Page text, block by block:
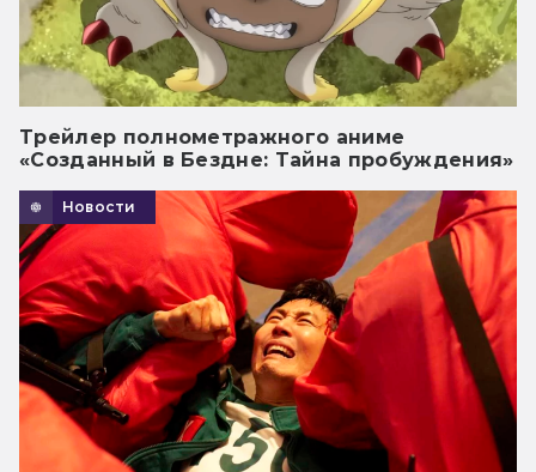
Трейлер полнометражного аниме
«Созданный в Бездне: Тайна пробуждения»
Новости